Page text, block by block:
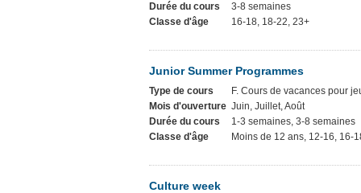
Durée du cours
3-8 semaines
Classe d'âge
16-18, 18-22, 23+
Junior Summer Programmes
Type de cours
F. Cours de vacances pour
Mois d'ouverture Juin, Juillet, Août
Durée du cours
1-3 semaines, 3-8 semaines
Classe d'âge
Moins de 12 ans, 12-16, 16-
Culture week